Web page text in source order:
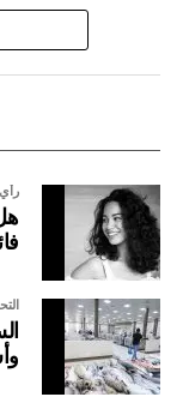
ويأتي توقيف
المغربية بتفعيل
رأي